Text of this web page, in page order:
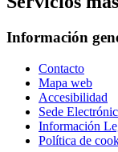
Información
Contacto
Mapa web
Accesibilidad
Sede
Información
Política de